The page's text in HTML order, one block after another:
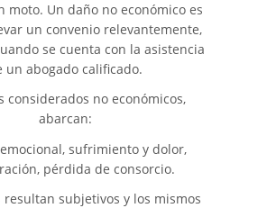
moto. Un daño no económico es
un convenio relevantemente,
se cuenta con la asistencia
un abogado calificado.
considerados no económicos,
abarcan:
sufrimiento y dolor,
pérdida de consorcio.
resultan subjetivos y los mismos